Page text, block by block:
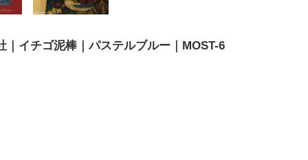
イチゴ泥棒｜パステルブルー｜MOST-6